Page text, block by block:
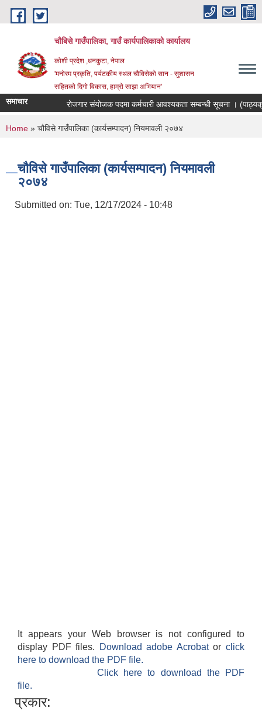
Skip to main content
चौबिसे गाउँपालिका, गाउँ कार्यपालिकाको कार्यालय
कोशी प्रदेश ,धनकुटा, नेपाल
'मनोरम प्रकृति, पर्यटकीय स्थल चौविसेको सान - सुशासन
सहितको दिगो विकास, हाम्रो साझा अभियान'
समाचार रोजगार संयोजक पदमा कर्मचारी आवश्यकता सम्बन्धी सूचना ।
You are here
Home » चौविसे गाउँपालिका (कार्यसम्पादन) नियमावली २०७४
चौविसे गाउँपालिका (कार्यसम्पादन) नियमावली
२०७४
Submitted on: Tue, 12/17/2024 - 10:48
It appears your Web browser is not configured to
display PDF files.
Download adobe Acrobatorclick
here to download the PDF file.
Click here to download the PDF
file.
प्रकार: